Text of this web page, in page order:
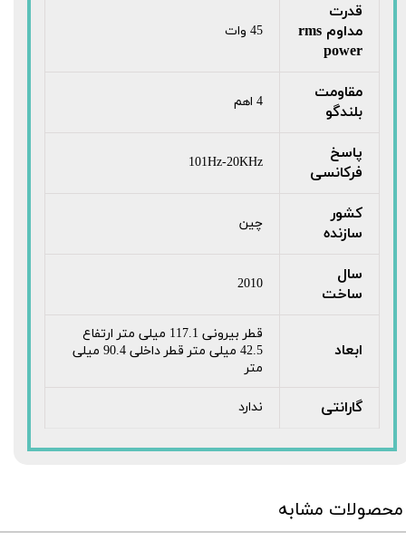
قدرت
مداوم rms
power
45 وات
مقاومت
بلندگو
4 اهم
پاسخ
فرکانسی
101Hz-20KHz
کشور
سازنده
چین
سال
ساخت
2010
ابعاد
قطر بیرونی 117.1 میلی متر ارتفاع
42.5 میلی متر قطر داخلی 90.4 میلی
متر
گارانتی ندارد
محصولات مشابه